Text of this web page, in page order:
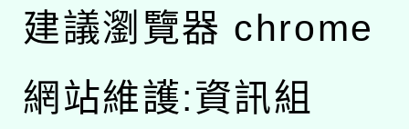
建議瀏覽器 chrome
網站維護:資訊組